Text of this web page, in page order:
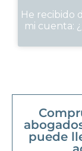
He recibido
mi cuenta:
puede